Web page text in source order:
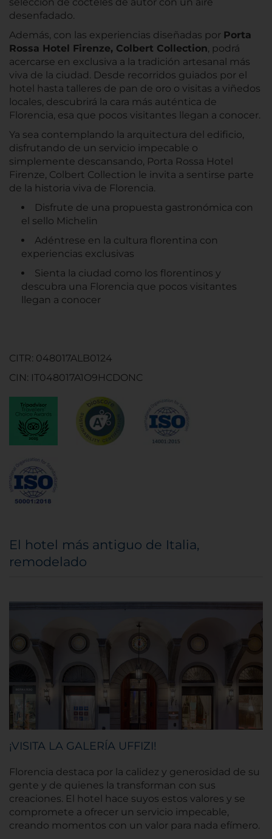
desenfadado.
Además, con las experiencias diseñadas por Porta
Rossa Hotel Firenze, Colbert Collection, podrá
acercarse en exclusiva a la tradición artesanal más
viva de la ciudad. Desde recorridos guiados por el
hotel hasta talleres de pan de oro o visitas a viñedos
locales, descubrirá la cara más auténtica de
Florencia, esa que pocos visitantes llegan a conocer.
Ya sea contemplando la arquitectura del edificio,
disfrutando de un servicio impecable o
simplemente descansando, Porta Rossa Hotel
Firenze, Colbert Collection le invita a sentirse parte
de la historia viva de Florencia.
Disfrute de una propuesta gastronómica con
el sello Michelin
Adéntrese en la cultura florentina con
experiencias exclusivas
Sienta la ciudad como los florentinos y
descubra una Florencia que pocos visitantes
llegan a conocer
CITR: 048017ALB0124
CIN: IT048017A1O9HCDONC
El hotel más antiguo de Italia,
remodelado
¡VISITA LA GALERÍA UFFIZI!
Florencia destaca por la calidez y generosidad de su
gente y de quienes la transforman con sus
creaciones. El hotel hace suyos estos valores y se
compromete a ofrecer un servicio impecable,
creando momentos con un valor para nada efímero.